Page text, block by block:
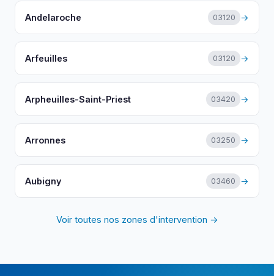
Andelaroche 03120 →
Arfeuilles 03120 →
Arpheuilles-Saint-Priest 03420 →
Arronnes 03250 →
Aubigny 03460 →
Voir toutes nos zones d'intervention →